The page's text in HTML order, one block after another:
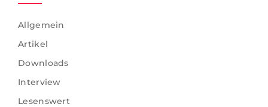
Allgemein
Artikel
Downloads
Interview
Lesenswert